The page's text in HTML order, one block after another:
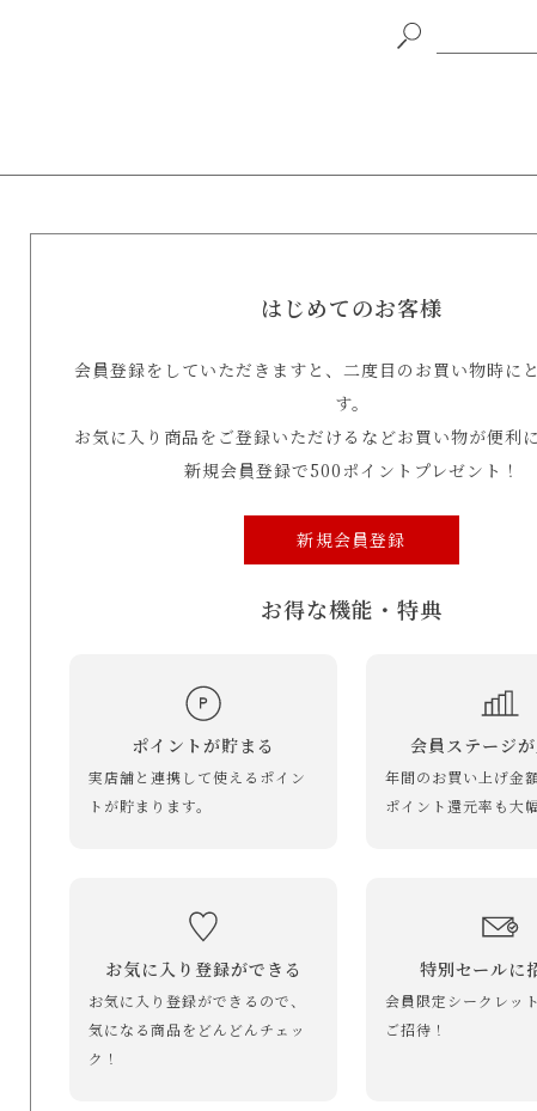
はじめてのお客様
会員登録をしていただきますと、二度目のお買い物時に
す。
お気に入り商品をご登録いただけるなどお買い物が便利に
新規会員登録で500ポイントプレゼント！
新規会員登録
お得な機能・特典
ポイントが貯まる
実店舗と連携して使えるポイン
トが貯まります。
会員ステージ
年間のお買い上げ金
ポイント還元率も大
お気に入り登録ができる
お気に入り登録ができるので、
気になる商品をどんどんチェッ
ク！
特別セールに
会員限定シークレッ
ご招待！